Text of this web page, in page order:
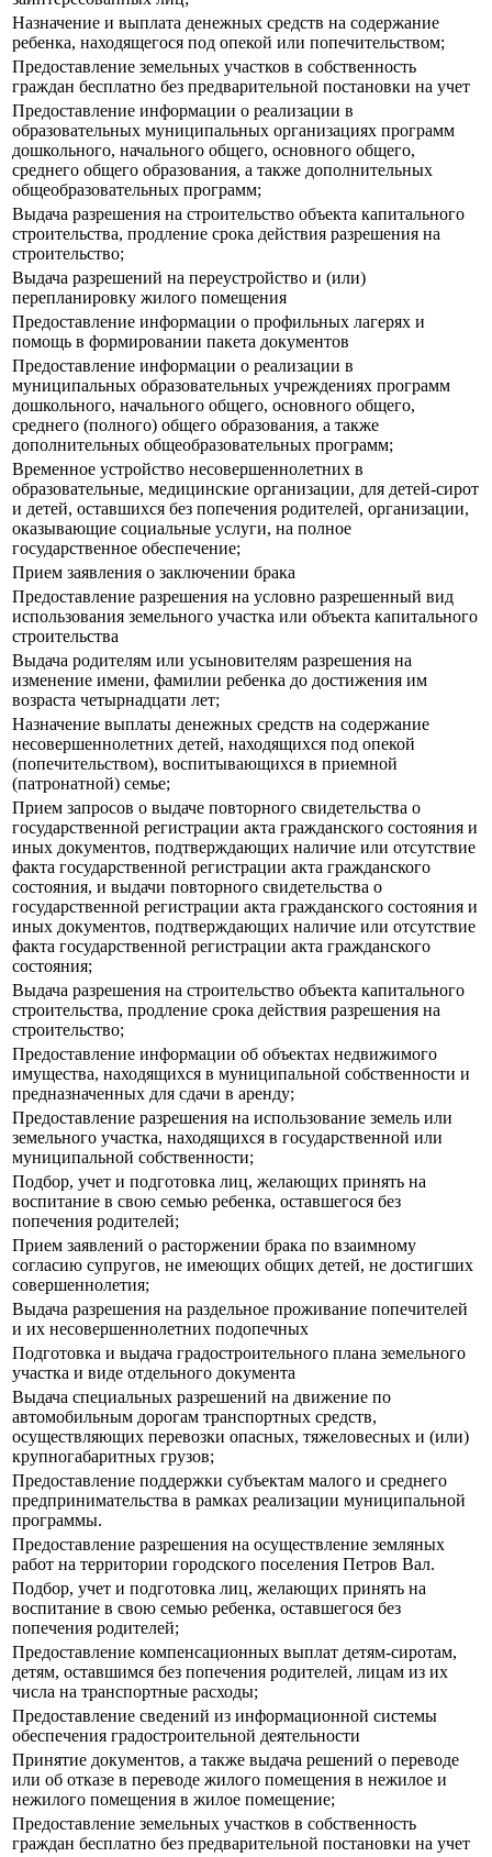
Назначение и выплата денежных средств на содержание
ребенка, находящегося под опекой или попечительством;
Предоставление земельных участков в собственность
граждан бесплатно без предварительной постановки на учет
Предоставление информации о реализации в
образовательных муниципальных организациях программ
дошкольного, начального общего, основного общего,
среднего общего образования, а также дополнительных
общеобразовательных программ;
Выдача разрешения на строительство объекта капитального
строительства, продление срока действия разрешения на
строительство;
Выдача разрешений на переустройство и (или)
перепланировку жилого помещения
Предоставление информации о профильных лагерях и
помощь в формировании пакета документов
Предоставление информации о реализации в
муниципальных образовательных учреждениях программ
дошкольного, начального общего, основного общего,
среднего (полного) общего образования, а также
дополнительных общеобразовательных программ;
Временное устройство несовершеннолетних в
образовательные, медицинские организации, для детей-сирот
и детей, оставшихся без попечения родителей, организации,
оказывающие социальные услуги, на полное
государственное обеспечение;
Прием заявления о заключении брака
Предоставление разрешения на условно разрешенный вид
использования земельного участка или объекта капитального
строительства
Выдача родителям или усыновителям разрешения на
изменение имени, фамилии ребенка до достижения им
возраста четырнадцати лет;
Назначение выплаты денежных средств на содержание
несовершеннолетних детей, находящихся под опекой
(попечительством), воспитывающихся в приемной
(патронатной) семье;
Прием запросов о выдаче повторного свидетельства о
государственной регистрации акта гражданского состояния и
иных документов, подтверждающих наличие или отсутствие
факта государственной регистрации акта гражданского
состояния, и выдачи повторного свидетельства о
государственной регистрации акта гражданского состояния и
иных документов, подтверждающих наличие или отсутствие
факта государственной регистрации акта гражданского
состояния;
Выдача разрешения на строительство объекта капитального
строительства, продление срока действия разрешения на
строительство;
Предоставление информации об объектах недвижимого
имущества, находящихся в муниципальной собственности и
предназначенных для сдачи в аренду;
Предоставление разрешения на использование земель или
земельного участка, находящихся в государственной или
муниципальной собственности;
Подбор, учет и подготовка лиц, желающих принять на
воспитание в свою семью ребенка, оставшегося без
попечения родителей;
Прием заявлений о расторжении брака по взаимному
согласию супругов, не имеющих общих детей, не достигших
совершеннолетия;
Выдача разрешения на раздельное проживание попечителей
и их несовершеннолетних подопечных
Подготовка и выдача градостроительного плана земельного
участка и виде отдельного документа
Выдача специальных разрешений на движение по
автомобильным дорогам транспортных средств,
осуществляющих перевозки опасных, тяжеловесных и (или)
крупногабаритных грузов;
Предоставление поддержки субъектам малого и среднего
предпринимательства в рамках реализации муниципальной
программы.
Предоставление разрешения на осуществление земляных
работ на территории городского поселения Петров Вал.
Подбор, учет и подготовка лиц, желающих принять на
воспитание в свою семью ребенка, оставшегося без
попечения родителей;
Предоставление компенсационных выплат детям-сиротам,
детям, оставшимся без попечения родителей, лицам из их
числа на транспортные расходы;
Предоставление сведений из информационной системы
обеспечения градостроительной деятельности
Принятие документов, а также выдача решений о переводе
или об отказе в переводе жилого помещения в нежилое и
нежилого помещения в жилое помещение;
Предоставление земельных участков в собственность
граждан бесплатно без предварительной постановки на учет